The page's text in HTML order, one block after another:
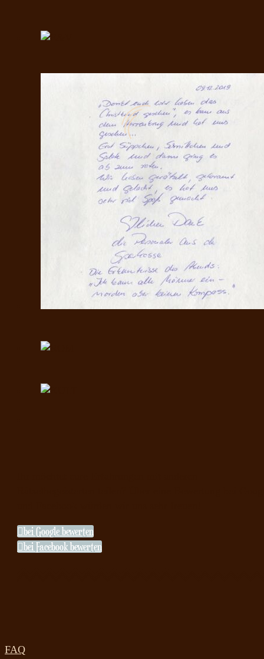
bei Google bewerten
bei Facebook bewerten
FAQ